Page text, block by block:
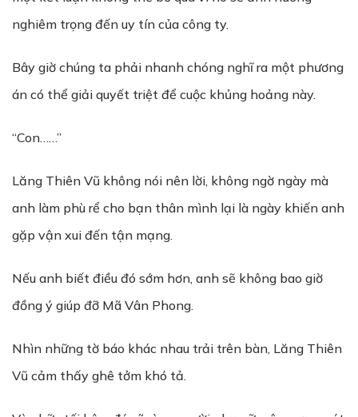
nghiêm trọng đến uy tín của công ty.
Bây giờ chúng ta phải nhanh chóng nghĩ ra một phương
án có thể giải quyết triệt để cuộc khủng hoảng này.
“Con……”
Lăng Thiên Vũ không nói nên lời, không ngờ ngày mà
anh làm phù rể cho bạn thân mình lại là ngày khiến anh
gặp vận xui đến tận mạng.
Nếu anh biết điều đó sớm hơn, anh sẽ không bao giờ
đồng ý giúp đỡ Mã Vân Phong.
Nhìn những tờ báo khác nhau trải trên bàn, Lăng Thiên
Vũ cảm thấy ghê tởm khó tả.